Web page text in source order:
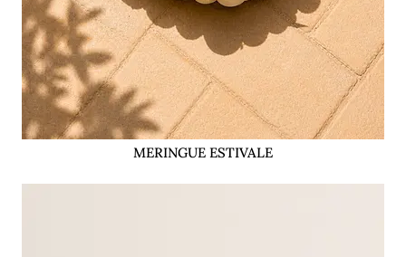
MERINGUE ESTIVALE